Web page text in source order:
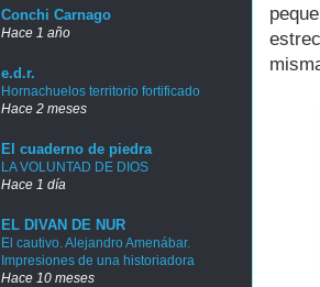
Conchi Carnago
Hace 1 año
e.d.r.
Hornachuelos territorio fortificado
Hace 2 meses
El cuaderno de piedra
LA VOLUNTAD DE DIOS
Hace 1 día
EL DIVAN DE NUR
El cautivo. Alejandro Amenábar.
Impresiones de una historiadora
Hace 10 meses